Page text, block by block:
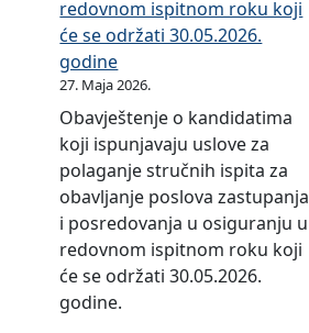
o
d
i
n
e
0
2
3
.
g
o
d
i
n
e
.
1
2
.
2
0
2
2
.
g
o
d
2
d
o
3
0
.
0
6
.
2
0
2
1
.
2
0
2
1
d
o
3
1
.
1
d
0
1
.
0
1
.
2
0
2
1
.
redovnom ispitnom roku koji
će se održati 30.05.2026.
godine
27. Maja 2026.
Obavještenje o kandidatima
koji ispunjavaju uslove za
polaganje stručnih ispita za
obavljanje poslova zastupanja
i posredovanja u osiguranju u
redovnom ispitnom roku koji
će se održati 30.05.2026.
godine.